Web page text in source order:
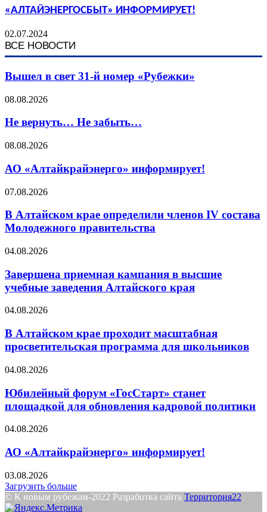
«АЛТАЙЭНЕРГОСБЫТ» ИНФОРМИРУЕТ!
02.07.2024
ВСЕ НОВОСТИ
Вышел в свет 31-й номер «Рубежки»
08.08.2026
Не вернуть… Не забыть…
08.08.2026
АО «Алтайкрайэнерго» информирует!
07.08.2026
В Алтайском крае определили членов IV состава
Молодежного правительства
04.08.2026
Завершена приемная кампания в высшие
учебные заведения Алтайского края
04.08.2026
В Алтайском крае проходит масштабная
просветительская программа для школьников
04.08.2026
Юбилейный форум «ГосСтарт» станет
площадкой для обновления кадровой политики
04.08.2026
АО «Алтайкрайэнерго» информирует!
03.08.2026
Загрузить больше
© К новым рубежам-2022 Разработка сайта Территория22